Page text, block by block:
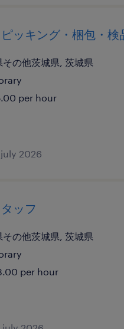
ッキング・梱包・検
その他茨城県, 茨城県
per hour
2026
ッフ
その他茨城県, 茨城県
per hour